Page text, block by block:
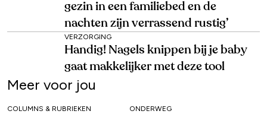
gezin in een familiebed en de
nachten zijn verrassend rustig’
VERZORGING
Handig! Nagels knippen bij je baby
gaat makkelijker met deze tool
Meer voor jou
COLUMNS & RUBRIEKEN ONDERWEG